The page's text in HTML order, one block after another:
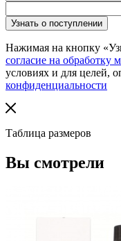
Нажимая на кнопку
согласие на
условиях и для целей,
конфиденциальности
Таблица размеров
Вы смотрели